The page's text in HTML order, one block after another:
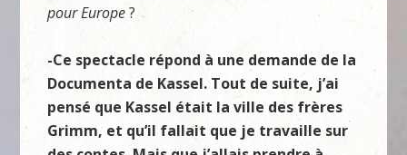
pour Europe?
-Ce spectacle répond à une demande de la
Documenta de Kassel. Tout de suite, j’ai
pensé que Kassel était la ville des frères
Grimm, et qu’il fallait que je travaille sur